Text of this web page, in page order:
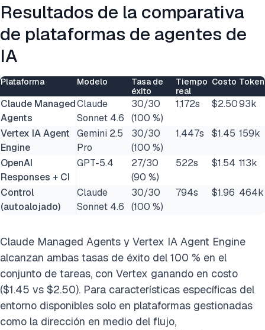
Resultados de la comparativa
de plataformas de agentes de
IA
Plataforma Modelo
Tasa de
éxito
Tiempo
real
Costo Token
Claude Managed
Agents
Claude
Sonnet 4.6
30/30
(100 %)
1,172s $2.5093k
Vertex IA Agent
Engine
Gemini 2.5
Pro
30/30
(100 %)
1,447s $1.45 159k
OpenAI
Responses + CI
GPT-5.4
27/30
(90 %)
522s $1.54 113k
Control
(autoalojado)
Claude
Sonnet 4.6
30/30
(100 %)
794s $1.96 464k
Claude Managed Agents y Vertex IA Agent Engine
alcanzan ambas tasas de éxito del 100 % en el
conjunto de tareas, con Vertex ganando en costo
($1.45 vs $2.50). Para características específicas del
entorno disponibles solo en plataformas gestionadas
como la dirección en medio del flujo,